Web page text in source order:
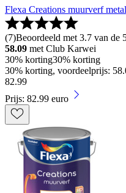
Flexa Creations muurverf
(7)Beoordeeld met 3.7 van de
58.09 met Club Karwei
30% korting30% korting
30% korting, voordeelprijs:
82.99
Prijs: 82.99 euro